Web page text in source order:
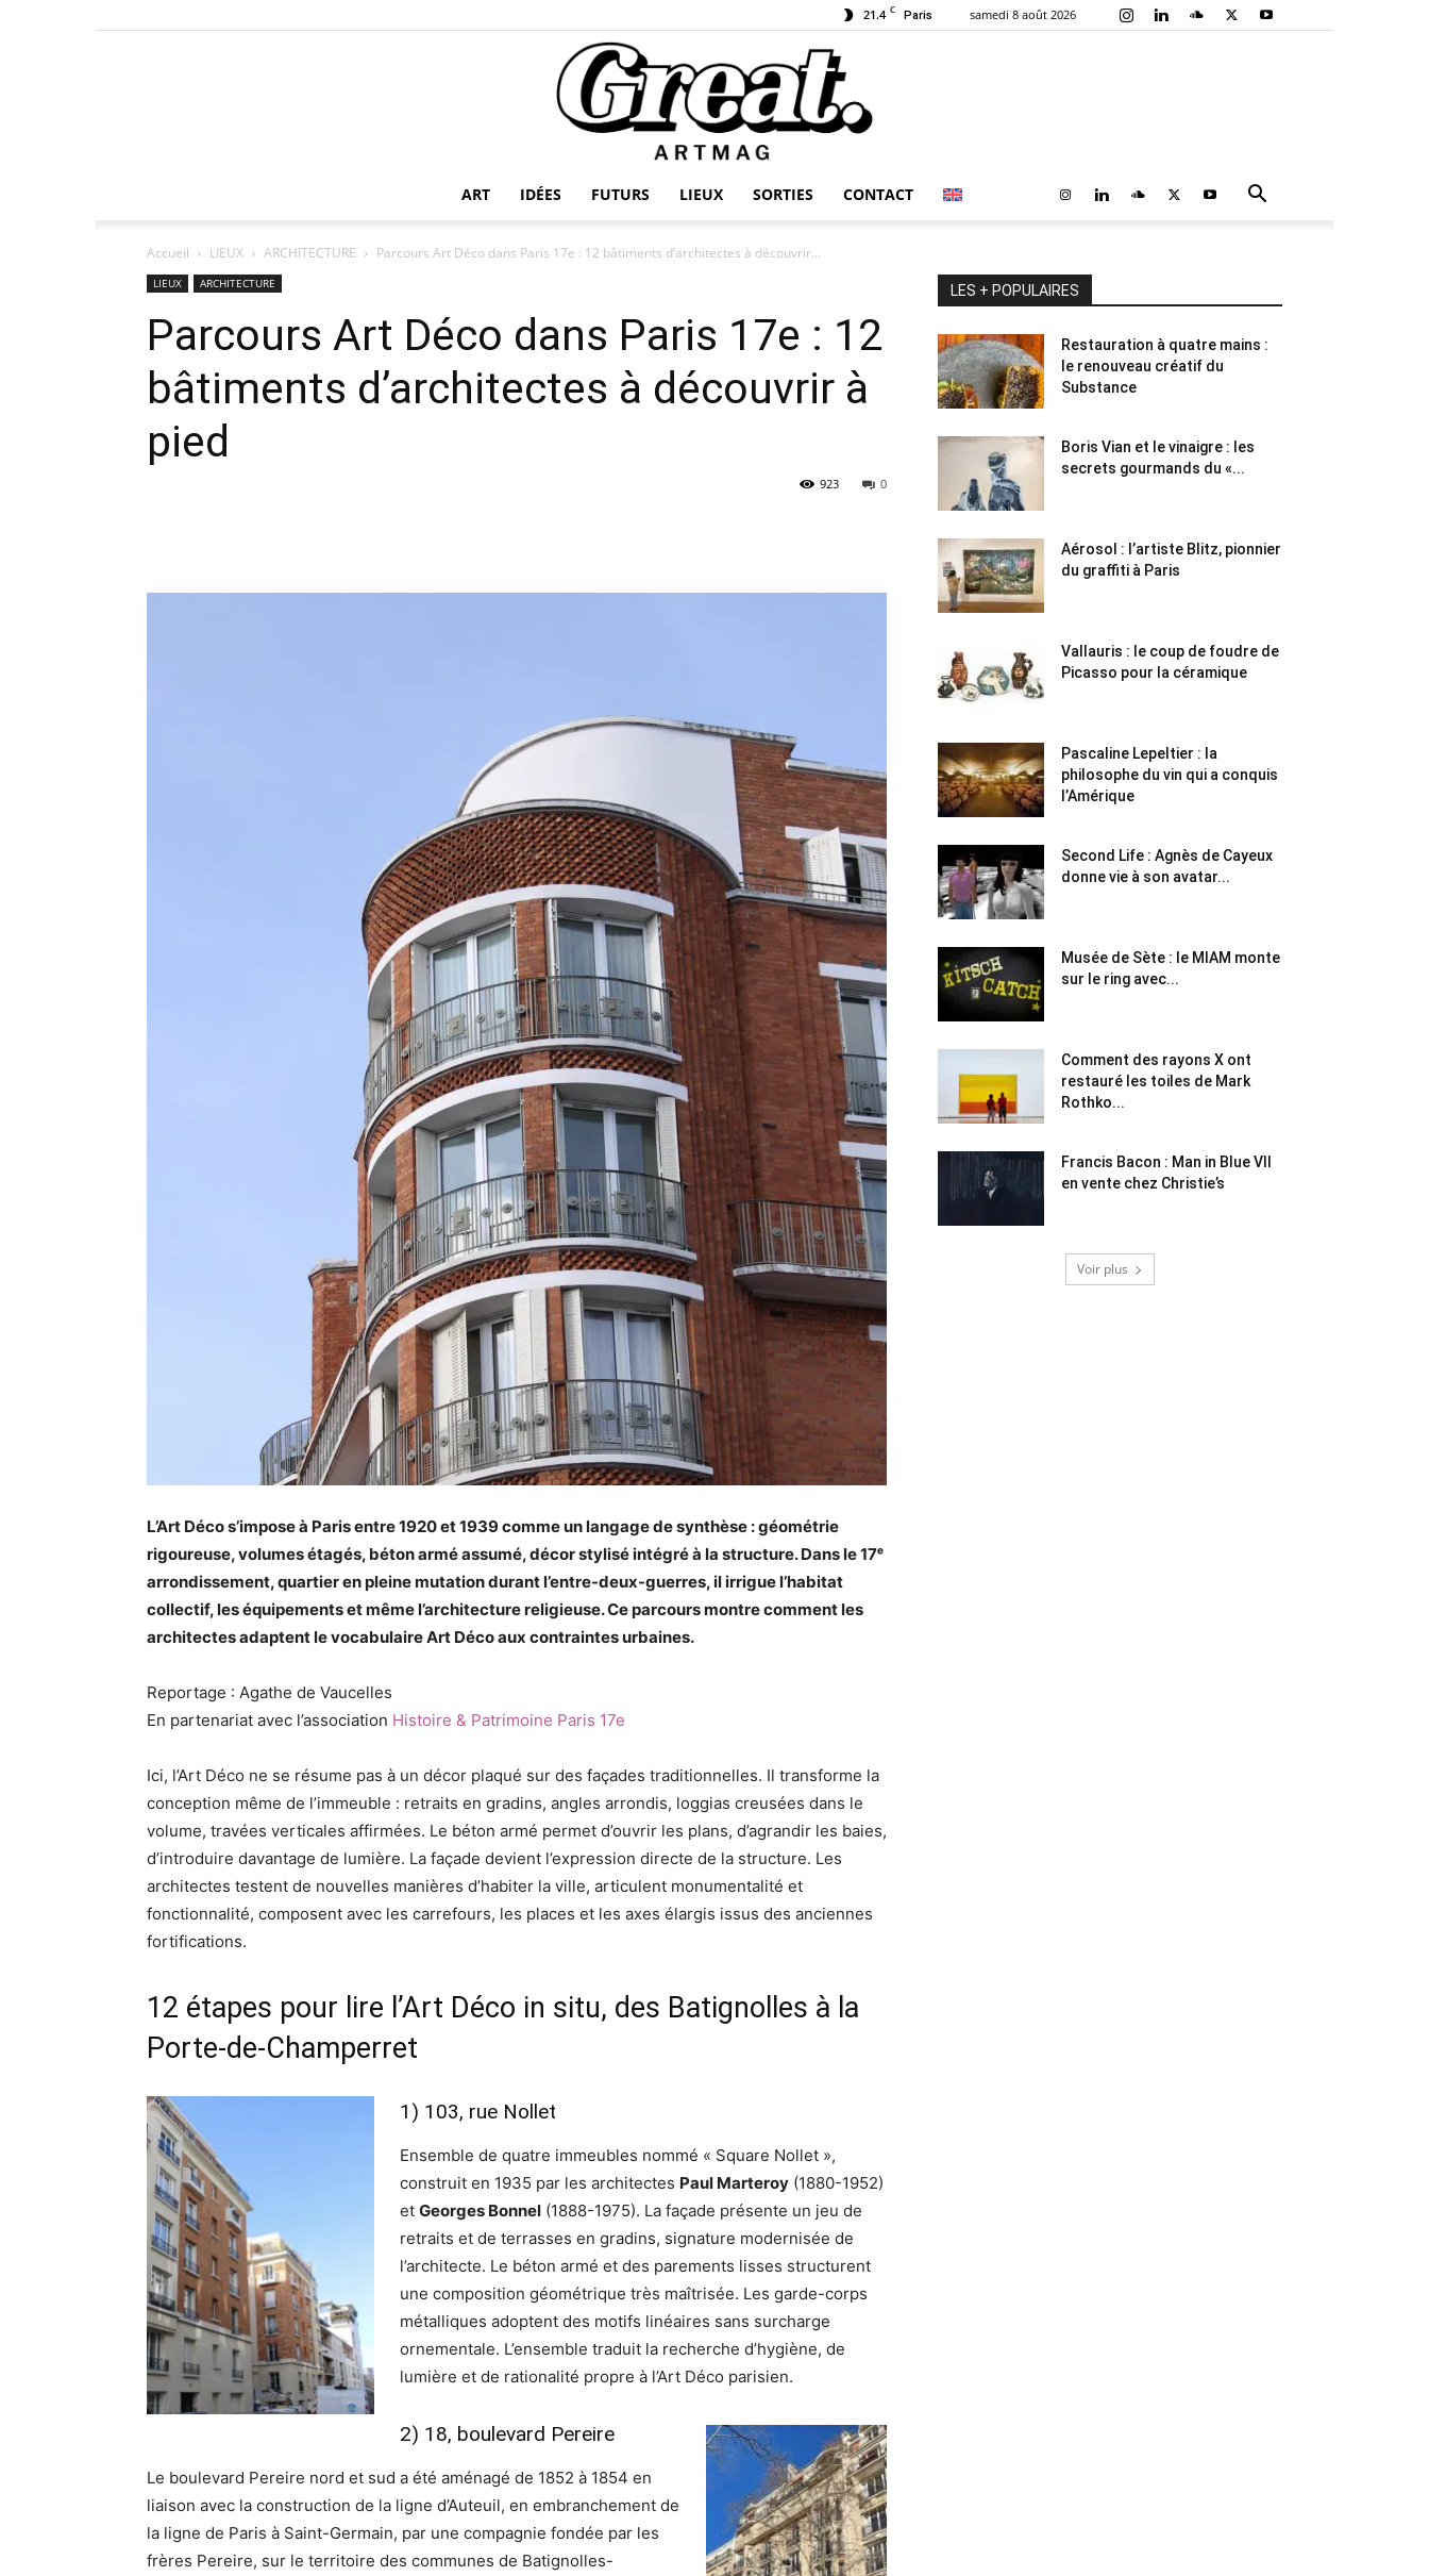
21.4 C Paris samedi 8 août 2026
ART IDÉES FUTURS LIEUX SORTIES CONTACT
Accueil LIEUX ARCHITECTURE Parcours Art Déco dans Paris 17e : 12 bâtiments d’architectes à découvrir...
LIEUX ARCHITECTURE
Parcours Art Déco dans Paris 17e : 12
bâtiments d’architectes à découvrir à
pied
0
923
L’Art Déco s’impose à Paris entre 1920 et 1939 comme un langage de synthèse : géométrie
rigoureuse, volumes étagés, béton armé assumé, décor stylisé intégré à la structure. Dans le 17ᵉ
arrondissement, quartier en pleine mutation durant l’entre-deux-guerres, il irrigue l’habitat
collectif, les équipements et même l’architecture religieuse. Ce parcours montre comment les
architectes adaptent le vocabulaire Art Déco aux contraintes urbaines.
Reportage : Agathe de Vaucelles
En partenariat avec l’association Histoire & Patrimoine Paris 17e
Ici, l’Art Déco ne se résume pas à un décor plaqué sur des façades traditionnelles. Il transforme la
conception même de l’immeuble : retraits en gradins, angles arrondis, loggias creusées dans le
volume, travées verticales affirmées. Le béton armé permet d’ouvrir les plans, d’agrandir les baies,
d’introduire davantage de lumière. La façade devient l’expression directe de la structure. Les
architectes testent de nouvelles manières d’habiter la ville, articulent monumentalité et
fonctionnalité, composent avec les carrefours, les places et les axes élargis issus des anciennes
fortifications.
12 étapes pour lire l’Art Déco in situ, des Batignolles à la
Porte-de-Champerret
1) 103, rue Nollet
Ensemble de quatre immeubles nommé « Square Nollet »,
construit en 1935 par les architectes Paul Marteroy (1880-1952)
et Georges Bonnel (1888-1975). La façade présente un jeu de
retraits et de terrasses en gradins, signature modernisée de
l’architecte. Le béton armé et des parements lisses structurent
une composition géométrique très maîtrisée. Les garde-corps
métalliques adoptent des motifs linéaires sans surcharge
ornementale. L’ensemble traduit la recherche d’hygiène, de
lumière et de rationalité propre à l’Art Déco parisien.
2) 18, boulevard Pereire
Le boulevard Pereire nord et sud a été aménagé de 1852 à 1854 en
liaison avec la construction de la ligne d’Auteuil, en embranchement de
la ligne de Paris à Saint-Germain, par une compagnie fondée par les
frères Pereire, sur le territoire des communes de Batignolles-
LES + POPULAIRES
Restauration à quatre mains :
le renouveau créatif du
Substance
Boris Vian et le vinaigre : les
secrets gourmands du «...
Aérosol : l’artiste Blitz, pionnier
du graffiti à Paris
Vallauris : le coup de foudre de
Picasso pour la céramique
Pascaline Lepeltier : la
philosophe du vin qui a conquis
l’Amérique
Second Life : Agnès de Cayeux
donne vie à son avatar...
Musée de Sète : le MIAM monte
sur le ring avec...
Comment des rayons X ont
restauré les toiles de Mark
Rothko...
Francis Bacon : Man in Blue VII
en vente chez Christie’s
Voir plus